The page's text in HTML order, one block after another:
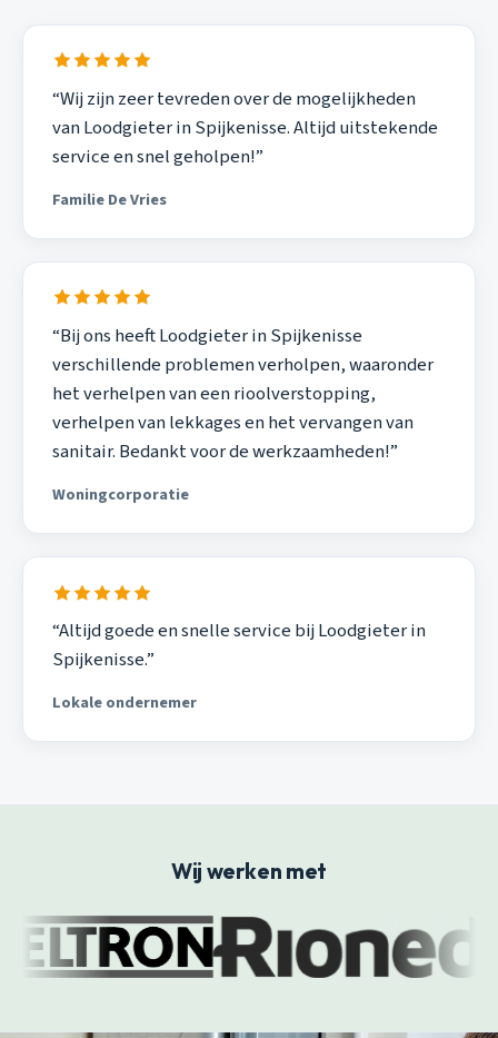
“Wij zijn zeer tevreden over de mogelijkheden
van Loodgieter in Spijkenisse. Altijd uitstekende
service en snel geholpen!”
Familie De Vries
“Bij ons heeft Loodgieter in Spijkenisse
verschillende problemen verholpen, waaronder
het verhelpen van een rioolverstopping,
verhelpen van lekkages en het vervangen van
sanitair. Bedankt voor de werkzaamheden!”
Woningcorporatie
“Altijd goede en snelle service bij Loodgieter in
Spijkenisse.”
Lokale ondernemer
Wij werken met